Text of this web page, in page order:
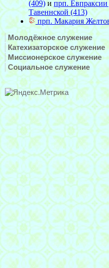
Молодёжное служение
Катехизаторское служение
Миссионерское служение
Социальное служение